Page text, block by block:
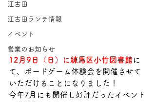
江古田
江古田ランチ情報
イベント
営業のお知らせ
12月9日（日）に練馬区小竹図書館 に
て、ボードゲーム体験会を開催させて
いただけることになりました！
今年7月にも開催し好評だったイベント